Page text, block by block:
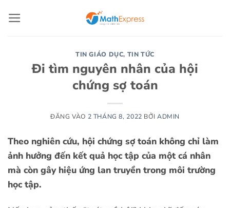
qua
TIN GIÁO DỤC, TIN TỨC
Đi tìm nguyên nhân của hội
chứng sợ toán
ĐĂNG VÀO 2 THÁNG 8, 2022 BỞI ADMIN
Theo nghiên cứu, hội chứng sợ toán không chỉ làm
ảnh hưởng đến kết quả học tập của một cá nhân
mà còn gây hiệu ứng lan truyền trong môi trường
học tập.